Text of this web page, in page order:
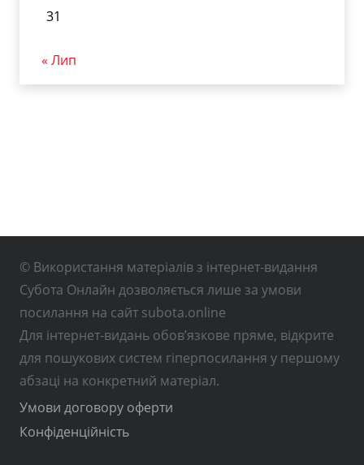
31
« Лип
© Використання матеріалів з інтернет-видання
Субота Онлайн дозволяється лише за умови
посилання на сайт subota.online
Для інтернет-видань обов’язкове пряме, відкрите
для пошукових систем гіперпосилання у першому
абзаці на конкретний матеріал.
Умови договору оферти
Конфіденційність